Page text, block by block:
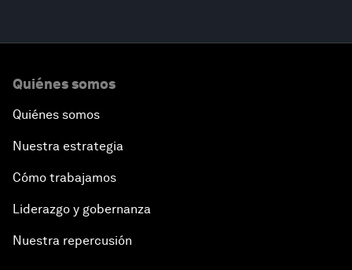
Quiénes somos
Quiénes somos
Nuestra estrategia
Cómo trabajamos
Liderazgo y gobernanza
Nuestra repercusión